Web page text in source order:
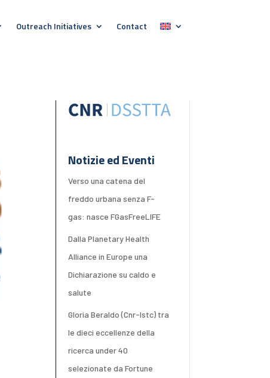
Outreach Initiatives Contact
Notizie ed Eventi
Verso una catena del
freddo urbana senza F-
gas: nasce FGasFreeLIFE
Dalla Planetary Health
Alliance in Europe una
Dichiarazione su caldo e
salute
Gloria Beraldo (Cnr-Istc) tra
le dieci eccellenze della
ricerca under 40
selezionate da Fortune